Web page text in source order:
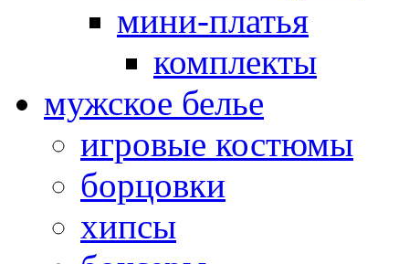
мини-платья
комплекты
мужское белье
игровые костюмы
борцовки
хипсы